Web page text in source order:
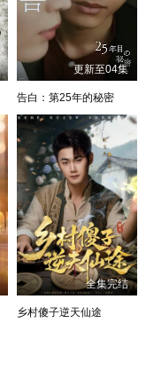
更新至04集
告白：第25年的秘密
全集完结
乡村傻子逆天仙途